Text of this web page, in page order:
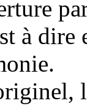
à dire